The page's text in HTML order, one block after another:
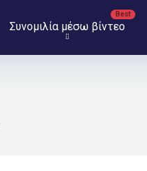
Συνομιλία μέσω βίντεο